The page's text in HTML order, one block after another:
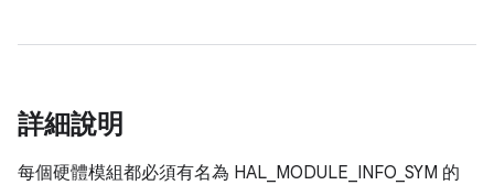
詳細說明
每個硬體模組都必須有名為 HAL_MODULE_INFO_SYM 的